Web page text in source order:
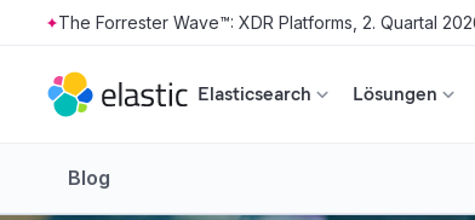
Skip to main content
The Forrester Wave™: XDR Platforms, 2. Quartal
Elasticsearch Lösungen
Blog